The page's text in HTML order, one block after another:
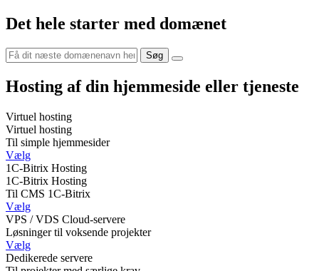
Det hele starter med domænet
Hosting af din hjemmeside eller tjeneste
Virtuel hosting
Virtuel hosting
Til simple hjemmesider
Vælg
1C-Bitrix Hosting
1C-Bitrix Hosting
Til CMS 1C-Bitrix
Vælg
VPS / VDS Cloud-servere
Løsninger til voksende projekter
Vælg
Dedikerede servere